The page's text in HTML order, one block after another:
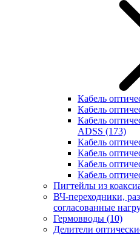
Кабель
Кабель
Кабель
ADSS (173)
Кабель
Кабель
Кабель
Кабель
Пигтейлы из
ВЧ-переходники,
согласованные
Гермовводы (10)
Делители